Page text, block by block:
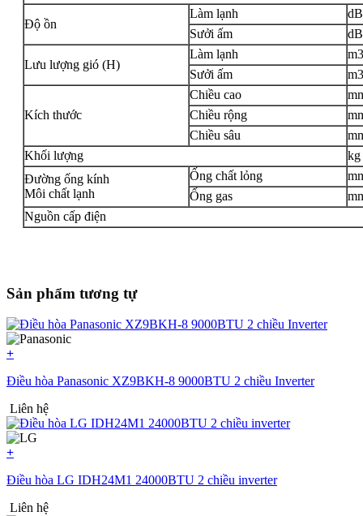
Độ ồn
Làm lạnh
Sưởi ấm
Lưu lượng gió (H)
Làm lạnh
Sưởi ấm
Kích thước
Chiều cao
Chiều rộng
Chiều sâu
Khối lượng
kg
Đường ống kính
Môi chất lạnh
Ống chất lỏng
Ống gas
Nguồn cấp điện
Sản phẩm tương tự
+
Điều hòa Panasonic XZ9BKH-8 9000BTU 2 chiều Inverter
Liên hệ
+
Điều hòa LG IDH24M1 24000BTU 2 chiều inverter
Liên hệ